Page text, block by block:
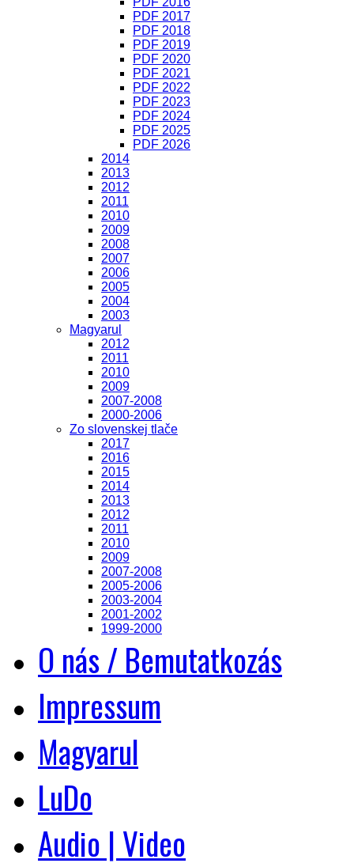
PDF 2017
PDF 2018
PDF 2019
PDF 2020
PDF 2021
PDF 2022
PDF 2023
PDF 2024
PDF 2025
PDF 2026
2014
2013
2012
2011
2010
2009
2008
2007
2006
2005
2004
2003
Magyarul
2012
2011
2010
2009
2007-2008
2000-2006
Zo slovenskej tlače
2017
2016
2015
2014
2013
2012
2011
2010
2009
2007-2008
2005-2006
2003-2004
2001-2002
1999-2000
O nás / Bemutatkozás
Impressum
Magyarul
LuDo
Audio | Video